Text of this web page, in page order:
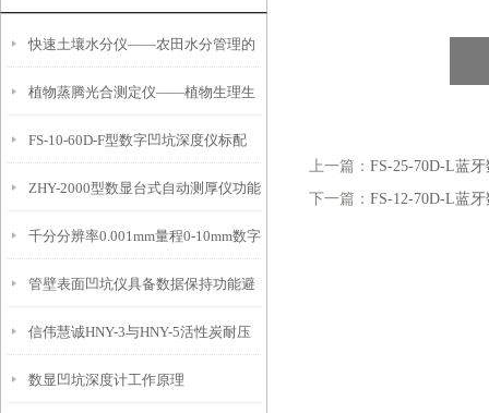
快速土壤水分仪——农田水分管理的
便携式检测工具
植物蒸腾光合测定仪——植物生理生
态的实时监测设备
FS-10-60D-F型数字凹坑深度仪标配
IP54级表头分辨率0.01mm量程
10mm！
ZHY-2000型数显台式自动测厚仪功能
特点
千分分辨率0.001mm量程0-10mm数字
埋头度仪技术参数！
管壁表面凹坑仪具备数据保持功能避
免测试过程中测针移动导致数据变动
信伟慧诚HNY-3与HNY-5活性炭耐压
强度测定仪技术参数！
数显凹坑深度计工作原理
上一篇： FS-25-70D-L蓝
下一篇： FS-12-70D-L蓝